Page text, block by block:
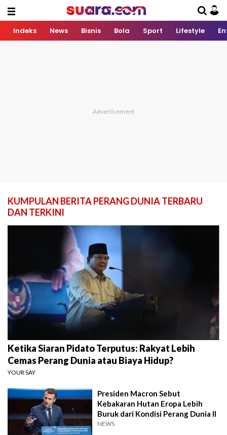
Indeks News Bisnis Bola Sport Lifestyle
KUMPULAN BERITA PERANG DUNIA TERBARU
DAN TERKINI
Ketika Siaran Pidato Terputus: Rakyat Lebih
Cemas Perang Dunia atau Biaya Hidup?
YOUR SAY
Presiden Macron Sebut
Kebakaran Hutan Eropa Lebih
Buruk dari Kondisi Perang Dunia II
NEWS